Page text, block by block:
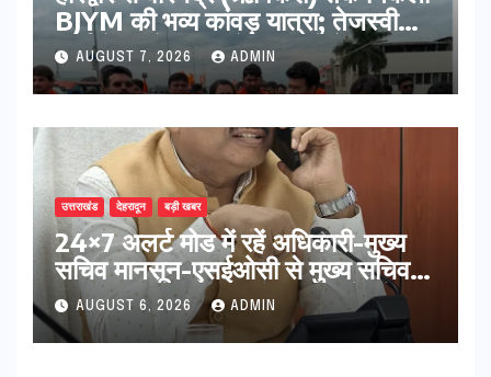
BJYM की भव्य कांवड़ यात्रा; तेजस्वी
सूर्या ने की देश व प्रदेशवासियों के कल्याण
की कामना
AUGUST 7, 2026 ADMIN
उत्तराखंड देहरादून बड़ी खबर
24×7 अलर्ट मोड में रहें अधिकारी-मुख्य
सचिव मानसून-एसईओसी से मुख्य सचिव ने
की विस्तृत समीक्षा कहा-बंद सड़कों को
शीघ्र खोला जाए, लोगों को न हो दिक्कत
AUGUST 6, 2026 ADMIN